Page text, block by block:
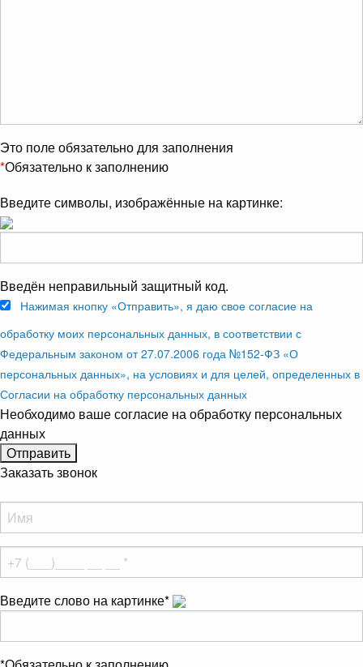
Это поле обязательно для заполнения
*Обязательно к заполнению
Введите символы, изображённые на картинке:
Введён неправильный защитный код.
Нажимая кнопку «Отправить», я даю свое согласие на
обработку моих персональных данных, в соответствии с
Федеральным законом от 27.07.2006 года №152-ФЗ «О
персональных данных», на условиях и для целей, определенных в
Согласии на обработку персональных данных
Необходимо ваше согласие на обработку персональных
данных
Заказать звонок
Введите слово на картинке*